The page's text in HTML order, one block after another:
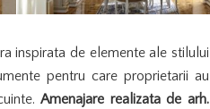
inspirata de elemente ale stilului
pentru care proprietarii au
Amenajare realizata de arh.